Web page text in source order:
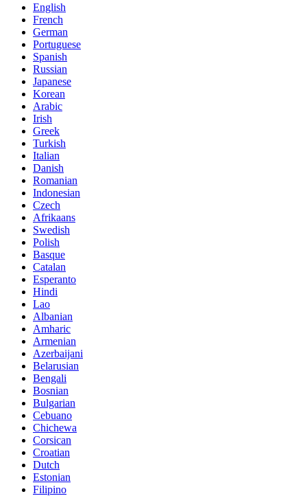
English
French
German
Portuguese
Spanish
Russian
Japanese
Korean
Arabic
Irish
Greek
Turkish
Italian
Danish
Romanian
Indonesian
Czech
Afrikaans
Swedish
Polish
Basque
Catalan
Esperanto
Hindi
Lao
Albanian
Amharic
Armenian
Azerbaijani
Belarusian
Bengali
Bosnian
Bulgarian
Cebuano
Chichewa
Corsican
Croatian
Dutch
Estonian
Filipino